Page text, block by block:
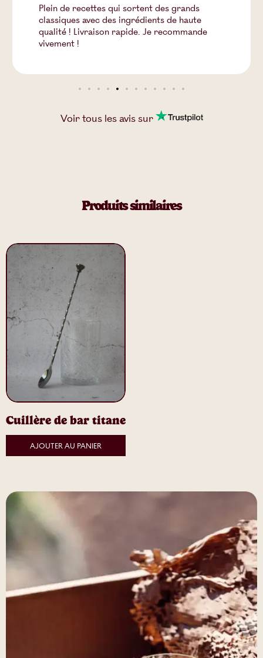
Plein de recettes qui sortent des grands
classiques avec des ingrédients de haute
qualité ! Livraison rapide. Je recommande
vivement !
Voir tous lesavissur
Produits similaires
Cuillère de bar titane
AJOUTER AU PANIER